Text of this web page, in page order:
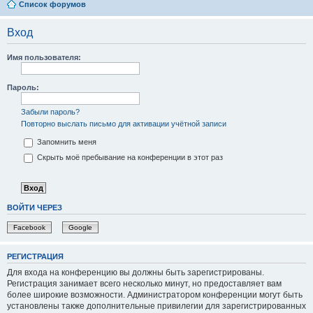
Список форумов
Вход
Имя пользователя:
Пароль:
Забыли пароль?
Повторно выслать письмо для активации учётной записи
Запомнить меня
Скрыть моё пребывание на конференции в этот раз
ВОЙТИ ЧЕРЕЗ
Facebook Google
РЕГИСТРАЦИЯ
Для входа на конференцию вы должны быть зарегистрированы.
Регистрация занимает всего несколько минут, но предоставляет вам
более широкие возможности. Администратором конференции могут быть
установлены также дополнительные привилегии для зарегистрированных